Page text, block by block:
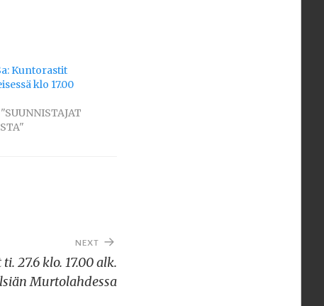
Kuntorastit
klo 17.00
NEXT
27.6 klo. 17.00 alk.
Murtolahdessa